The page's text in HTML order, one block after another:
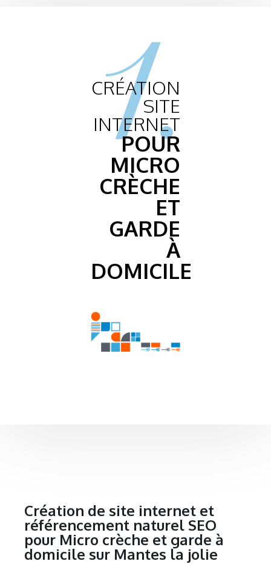
1.
CRÉATION
SITE
INTERNET
POUR
MICRO
CRÈCHE
ET
GARDE
À
DOMICILE
Création de site internet et
référencement naturel SEO
pour Micro crèche et garde à
domicile sur Mantes la jolie